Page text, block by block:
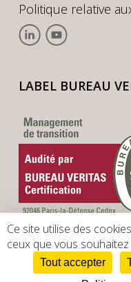
Politique relative
LABEL BUREAU
Ce site utilise des
ceux que vous
Tout accepter